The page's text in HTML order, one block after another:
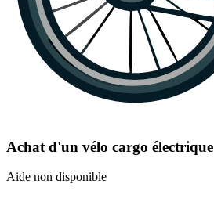
Achat d'un vélo cargo électrique
Aide non disponible